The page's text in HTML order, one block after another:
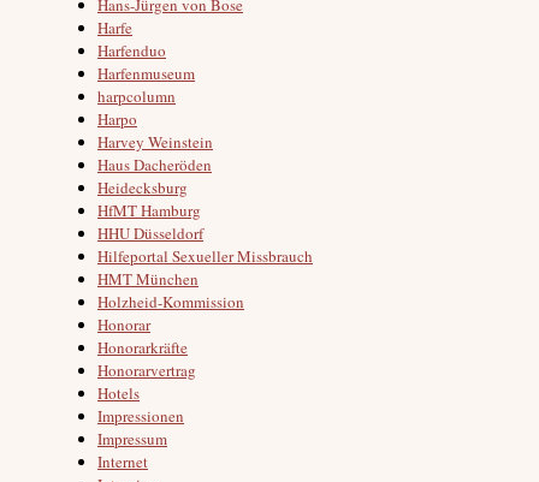
Hans-Jürgen von Bose
Harfe
Harfenduo
Harfenmuseum
harpcolumn
Harpo
Harvey Weinstein
Haus Dacheröden
Heidecksburg
HfMT Hamburg
HHU Düsseldorf
Hilfeportal Sexueller Missbrauch
HMT München
Holzheid-Kommission
Honorar
Honorarkräfte
Honorarvertrag
Hotels
Impressionen
Impressum
Internet